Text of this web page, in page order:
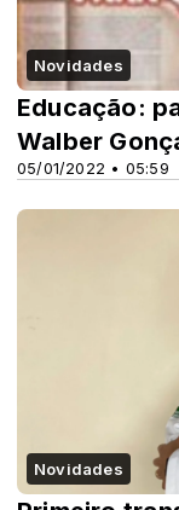
Novidades
05/01/2022 • 05:59
Educação:
Walber
Novidades